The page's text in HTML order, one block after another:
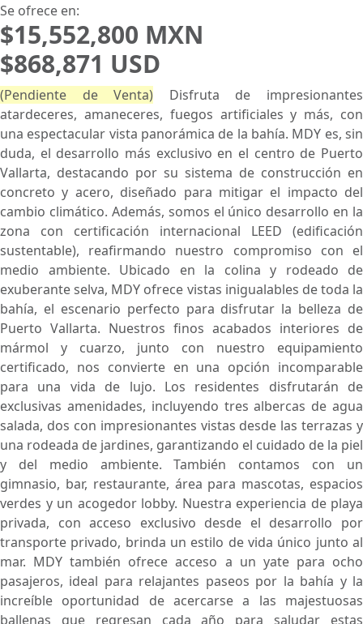
Se ofrece en:
$15,552,800 MXN
$868,871 USD
(Pendiente de Venta) Disfruta de impresionantes
atardeceres, amaneceres, fuegos artificiales y más, con
una espectacular vista panorámica de la bahía. MDY es, sin
duda, el desarrollo más exclusivo en el centro de Puerto
Vallarta, destacando por su sistema de construcción en
concreto y acero, diseñado para mitigar el impacto del
cambio climático. Además, somos el único desarrollo en la
zona con certificación internacional LEED (edificación
sustentable), reafirmando nuestro compromiso con el
medio ambiente. Ubicado en la colina y rodeado de
exuberante selva, MDY ofrece vistas inigualables de toda la
bahía, el escenario perfecto para disfrutar la belleza de
Puerto Vallarta. Nuestros finos acabados interiores de
mármol y cuarzo, junto con nuestro equipamiento
certificado, nos convierte en una opción incomparable
para una vida de lujo. Los residentes disfrutarán de
exclusivas amenidades, incluyendo tres albercas de agua
salada, dos con impresionantes vistas desde las terrazas y
una rodeada de jardines, garantizando el cuidado de la piel
y del medio ambiente. También contamos con un
gimnasio, bar, restaurante, área para mascotas, espacios
verdes y un acogedor lobby. Nuestra experiencia de playa
privada, con acceso exclusivo desde el desarrollo por
transporte privado, brinda un estilo de vida único junto al
mar. MDY también ofrece acceso a un yate para ocho
pasajeros, ideal para relajantes paseos por la bahía y la
increíble oportunidad de acercarse a las majestuosas
ballenas que regresan cada año para saludar estas